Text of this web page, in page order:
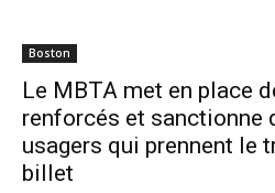
Boston
Le MBTA met en place
renforcés et sanctionne
usagers qui prennent le
billet